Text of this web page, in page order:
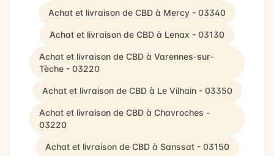
Achat et livraison de CBD à Mercy - 03340
Achat et livraison de CBD à Lenax - 03130
Achat et livraison de CBD à Varennes-sur-
Tèche - 03220
Achat et livraison de CBD à Le Vilhain - 03350
Achat et livraison de CBD à Chavroches -
03220
Achat et livraison de CBD à Sanssat - 03150